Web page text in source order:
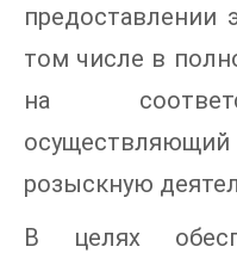
предоставлении
том числе в
на
розыскную
В целях